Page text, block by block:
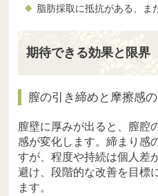
脂肪採取に抵抗がある、ま
期待できる効果と限界
膣の引き締めと摩擦感
膣壁に厚みが出ると、膣腔
感が変化します。締まり感
すが、程度や持続は個人差
避け、段階的な改善を目標
ます。